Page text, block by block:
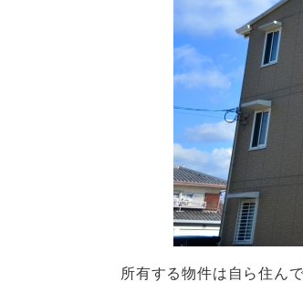
所有する物件は自ら住ん